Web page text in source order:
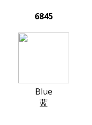
6845
Blue
蓝